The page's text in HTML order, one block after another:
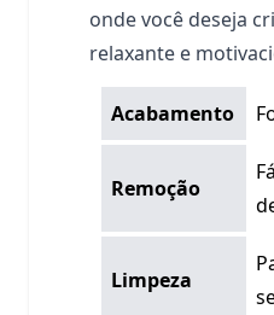
onde você deseja
relaxante e
Acabamento
Remoção
Limpeza